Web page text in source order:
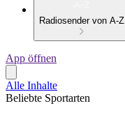
Radiosender von A-Z
App öffnen
Alle Inhalte
Beliebte Sportarten